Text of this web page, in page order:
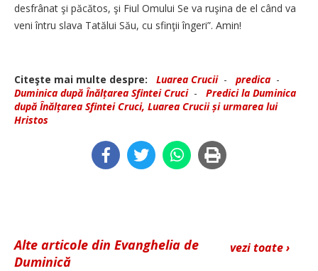
desfrânat şi păcătos, şi Fiul Omului Se va ruşina de el când va
veni întru slava Tatălui Său, cu sfinţii îngeri”. Amin!
Citeşte mai multe despre: Luarea Crucii- predica -
Duminica după Înălțarea Sfintei Cruci- Predici la Duminica
după Înălțarea Sfintei Cruci, Luarea Crucii și urmarea lui
Hristos
vezi toate ›
Alte articole din Evanghelia de
Duminică